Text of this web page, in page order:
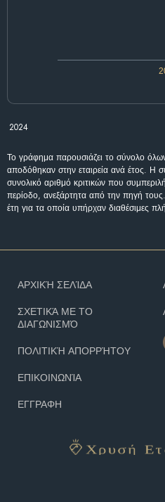
2024
Το γράφημα παρουσιάζει το σύνολο
αποδόθηκαν στην εταιρεία ανά έτος. Η
συνολικό αριθμό κριτικών που
περίοδο, ανεξάρτητα από την πηγή
έτη για τα οποία υπήρχαν διαθέσιμες
ΑΡΧΙΚΉ ΣΕΛΊΔΑ
ΣΧΕΤΙΚΆ ΜΕ ΤΟ
ΔΙΑΓΩΝΙΣΜΌ
ΠΟΛΙΤΙΚΉ ΑΠΟΡΡΉΤΟΥ
ΕΠΙΚΟΙΝΩΝΊΑ
ΕΓΓΡΑΦΗ